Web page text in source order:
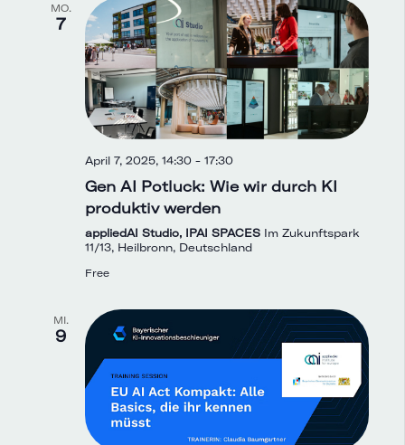
MO.
7
April 7, 2025, 14:30 - 17:30
Gen AI Potluck: Wie wir durch KI
produktiv werden
appliedAI Studio, IPAI SPACES Im Zukunftspark
11/13, Heilbronn, Deutschland
Free
MI.
9